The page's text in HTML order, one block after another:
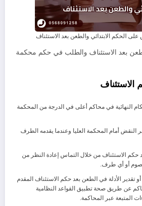
على الحكم الابتدائي والطعن بعد الاستئناف
بعد الاستئناف والطلب في حكم محكمة
الاستئناف
النهائية في محاكم أعلى في الدرجة من المحكمة
أمام المحكمة العليا وعندما يقدمه الطرف
حكم الاستئناف من خلال التماس إعادة النظر من
أو أي طرف.
تقدير الأدلة في الطعن بعد حكم الاستئناف المقدم
عن طريق صحة تطبيق القواعد النظامية
المتبعة عبر المحاكمة.